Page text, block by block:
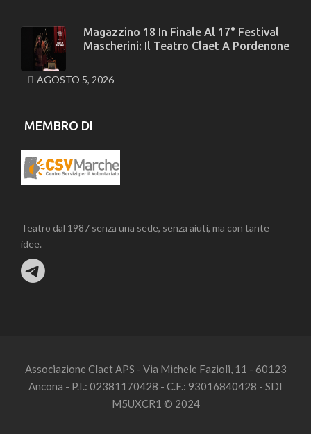
Magazzino 18 In Finale Al 17° Festival
Mascherini: Il Teatro Claet A Pordenone
AGOSTO 5, 2026
MEMBRO DI
Teatro dal 1987 senza una sede, senza aiuti, ma con tante
idee.
Associazione Claet APS - Via Michele Fazioli, 11 - 60123
Ancona - P.I.: 02381170428 - C.F.: 93016840428 - SDI
M5UXCR1 © 2024